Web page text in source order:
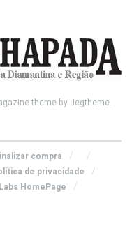
theme by Jegtheme.
compra
de privacidade
HomePage